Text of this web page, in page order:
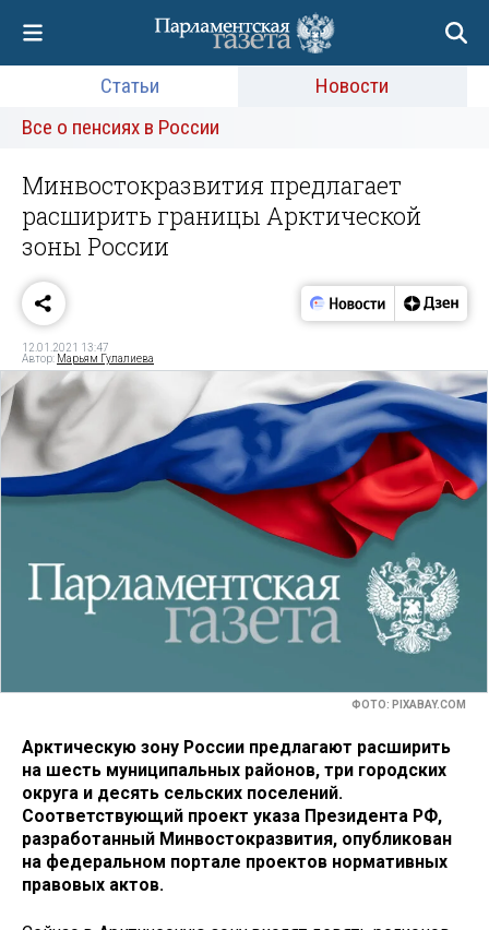
Статьи
Новости
Все о пенсиях в России
Минвостокразвития предлагает
расширить границы Арктической
зоны России
12.01.2021 13:47
Автор: Марьям Гулалиева
ФОТО: PIXABAY.COM
Арктическую зону России предлагают расширить
на шесть муниципальных районов, три городских
округа и десять сельских поселений.
Соответствующий проект указа Президента РФ,
разработанный Минвостокразвития, опубликован
на федеральном портале проектов нормативных
правовых актов.